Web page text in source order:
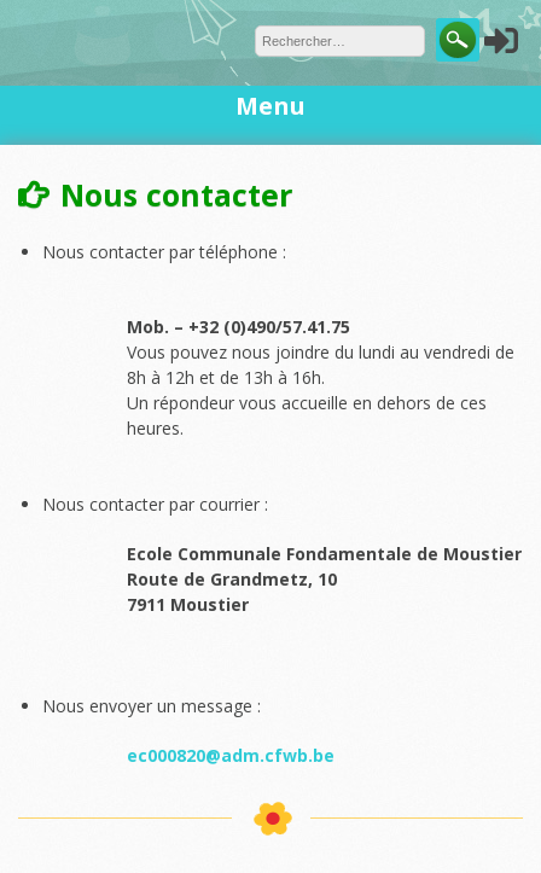
Menu
Nous contacter
Nous contacter par téléphone :
Mob. – +32 (0)490/57.41.75
Vous pouvez nous joindre du lundi au vendredi de
8h à 12h et de 13h à 16h.
Un répondeur vous accueille en dehors de ces
heures.
Nous contacter par courrier :
Ecole Communale Fondamentale de Moustier
Route de Grandmetz, 10
7911 Moustier
Nous envoyer un message :
ec000820@adm.cfwb.be